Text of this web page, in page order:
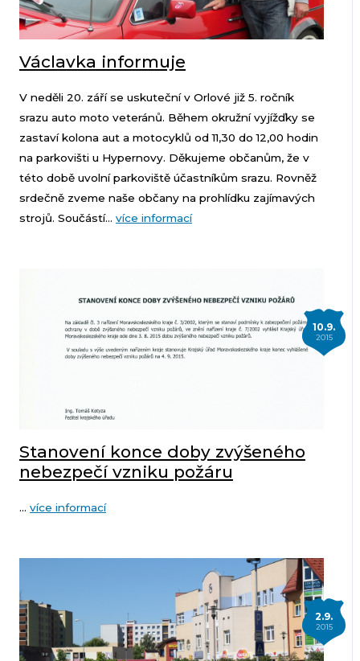
Václavka informuje
V neděli 20. září se uskuteční v Orlové již 5. ročník
srazu auto moto veteránů. Během okružní vyjížďky se
zastaví kolona aut a motocyklů od 11,30 do 12,00 hodin
na parkovišti u Hypernovy. Děkujeme občanům, že v
této době uvolní parkoviště účastníkům srazu. Rovněž
srdečně zveme naše občany na prohlídku zajímavých
strojů. Součástí... více informací
10.9.
2015
Stanovení konce doby zvýšeného
nebezpečí vzniku požáru
... více informací
2.9.
2015